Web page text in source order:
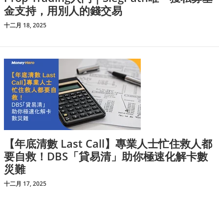
金支持，用別人的錢交易
十二月 18, 2025
【年底清數 Last Call】專業人士忙住救人都
要自救！DBS「貸易清」助你極速化解卡數
災難
十二月 17, 2025